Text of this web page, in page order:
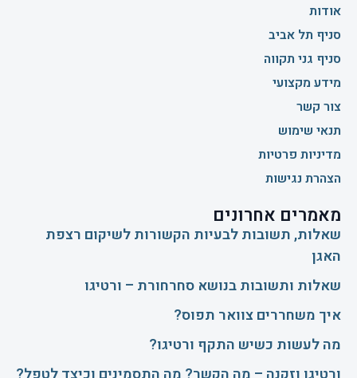
אודות
סניף תל אביב
סניף גני תקווה
מידע מקצועי
צור קשר
תנאי שימוש
מדיניות פרטיות
הצהרת נגישות
מאמרים אחרונים
שאלות, תשובות לבעיות הקשורות לשיקום רצפת
האגן
שאלות ותשובות בנושא סחרחורת – ורטיגו
איך משחררים צוואר תפוס?
​מה לעשות כשיש התקף ורטיגו?